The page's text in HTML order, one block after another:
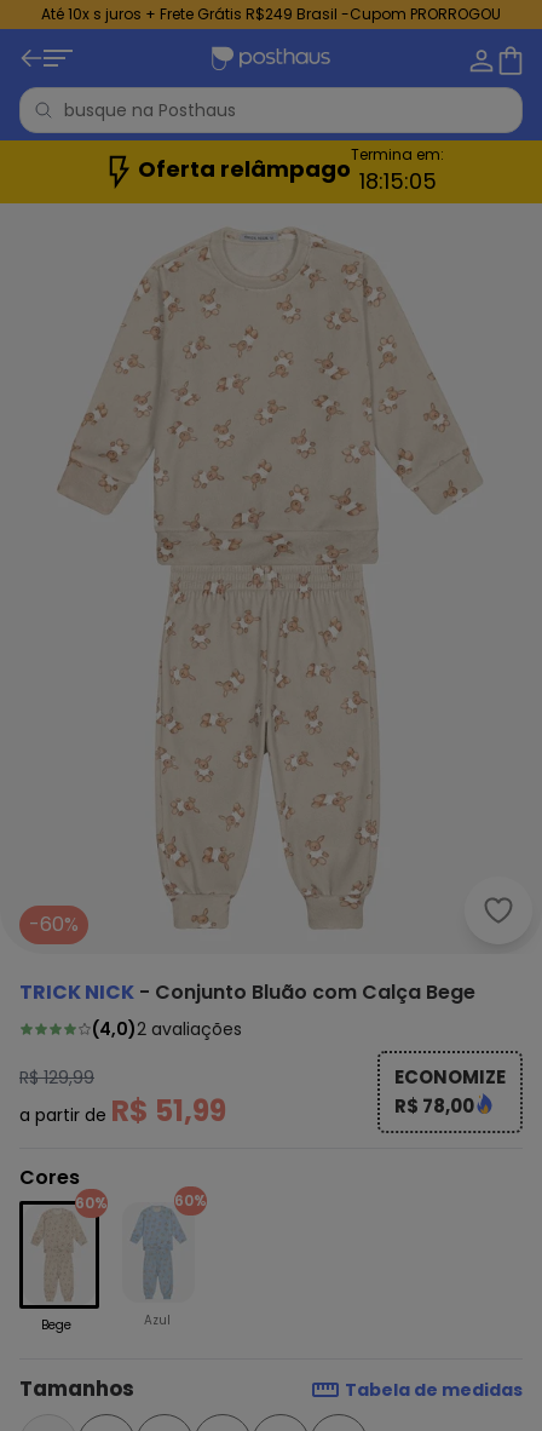
Até 10x s juros + Frete Grátis R$249 Brasil -Cupom PRORROGOU
Oferta relâmpagoTermina em:
18:15:04
-60%
TRICK NICK - Conjunto Bluão com Calça Bege
(4,0)2 avaliações
R$ 129,99
a partir de R$ 51,99
ECONOMIZE
R$ 78,00
Cores
60%
Bege
60%
Azul
Tamanhos Tabela de medidas